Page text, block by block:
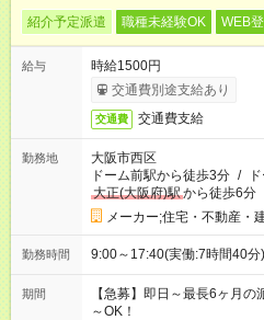
紹介予定派遣 職種未経験OK WEB
給与
時給1500円
交通費別途支給あり
交通費 交通費支給
勤務地
大阪市西区
ドーム前駅から徒歩3分 /
大正(大阪府)駅から徒歩6分
メーカー;住宅・不動産・
勤務時間 9:00～17:40(実働:7時間40分
期間
【急募】即日～最長6ヶ月
～OK！